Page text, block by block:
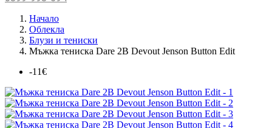
Начало
Облекла
Блузи и тениски
Мъжка тениска Dare 2B Devout Jenson Button Edit
-11€